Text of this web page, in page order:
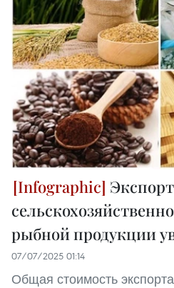
Экспорт
рыбной продукции
07/07/2025 01:14
Общая стоимость экспорта